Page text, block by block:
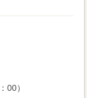
00）